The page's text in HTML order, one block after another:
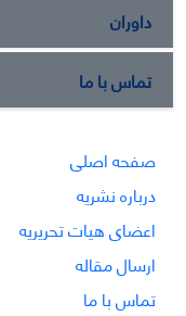
داوران
تماس با ما
صفحه اصلی
درباره نشریه
اعضای هیات تحریریه
ارسال مقاله
تماس با ما